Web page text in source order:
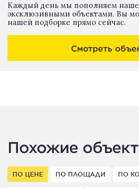
Каждый день мы пополняем
эксклюзивными объектами. Вы
нашей подборке прямо сейчас.
Смотреть
Похожие
ПО ЦЕНЕ ПО ПЛОЩАДИ ПО